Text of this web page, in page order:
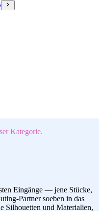
Kategorie.
Eingänge — jene Stücke,
Partner soeben in das
Silhouetten und Materialien,